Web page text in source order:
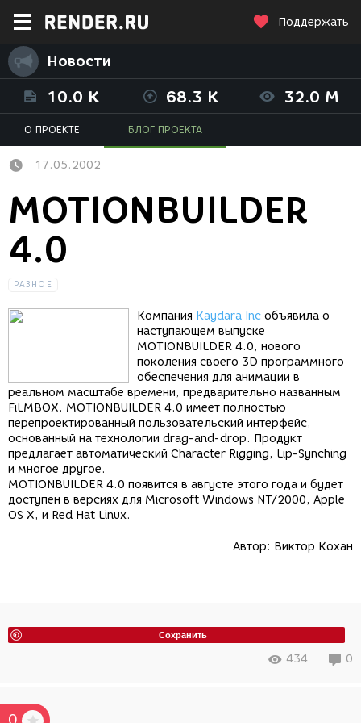
Поддержать
Новости
10.0 K 68.3 K 32.0 M
О ПРОЕКТЕ БЛОГ ПРОЕКТА
17.05.2002
MOTIONBUILDER
4.0
РАЗНОЕ
Компания Kaydara Inc объявила о
наступающем выпуске
MOTIONBUILDER 4.0, нового
поколения своего 3D программного
обеспечения для анимации в
реальном масштабе времени, предварительно названным
FiLMBOX. MOTIONBUILDER 4.0 имеет полностью
перепроектированный пользовательский интерфейс,
основанный на технологии drag-and-drop. Продукт
предлагает автоматический Character Rigging, Lip-Synching
и многое другое.
MOTIONBUILDER 4.0 появится в августе этого года и будет
доступен в версиях для Microsoft Windows NT/2000, Apple
OS X, и Red Hat Linux.
Автор: Виктор Кохан
Сохранить
434 0